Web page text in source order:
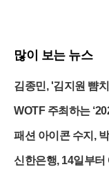
많이 보는 뉴스
김종민, '김지원 뺨
WOTF 주최하는
패션 아이콘 수지,
신한은행, 14일부터